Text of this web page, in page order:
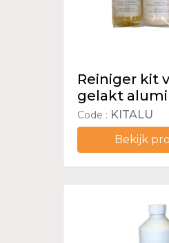
Reiniger kit
gelakt
Code : KITALU
Bekijk